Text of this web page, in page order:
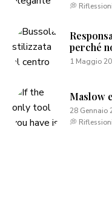
💭
perché
1 Maggio
Maslow
28 Gennaio
💭